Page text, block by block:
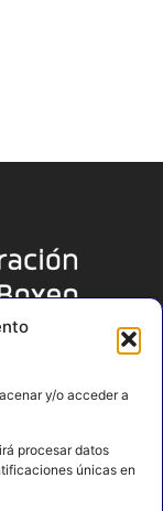
y/o acceder a
procesar datos
únicas en